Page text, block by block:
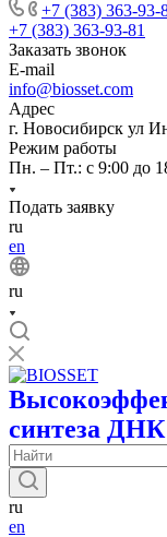
+7 (383) 363-93-
+7 (383) 363-93-81
Заказать звонок
E-mail
info@biosset.com
Адрес
г. Новосибирск ул
Режим работы
Пн. – Пт.: с 9:00 до
Подать заявку
ru
en
ru
синтеза
ru
en